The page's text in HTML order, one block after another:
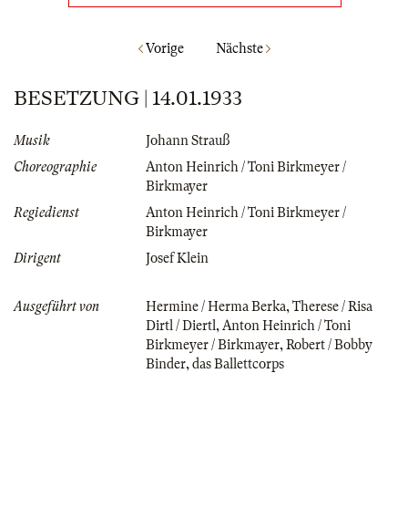
Vorige Nächste
BESETZUNG | 14.01.1933
Musik
Johann Strauß
Choreographie
Anton Heinrich / Toni Birkmeyer /
Birkmayer
Regiedienst
Anton Heinrich / Toni Birkmeyer /
Birkmayer
Dirigent
Josef Klein
Ausgeführt von Hermine / Herma Berka, Therese / Risa
Dirtl / Diertl , Anton Heinrich / Toni
Birkmeyer / Birkmayer, Robert / Bobby
Binder, das Ballettcorps